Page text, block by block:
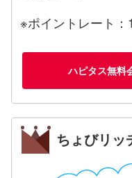
※ポイントレート
ハピタス無料
ちょびリッ